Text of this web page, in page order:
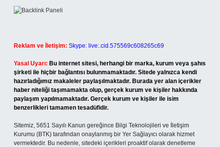
Reklam ve İletişim: Skype: live:.cid.575569c608265c69
Yasal Uyarı: Bu internet sitesi, herhangi bir marka, kurum veya şahıs
şirketi ile hiçbir bağlantısı bulunmamaktadır. Sitede yalnızca kendi
hazırladığımız makaleler paylaşılmaktadır. Burada yer alan içerikler
haber niteliği taşımamakta olup, gerçek kurum ve kişiler hakkında
paylaşım yapılmamaktadır. Gerçek kurum ve kişiler ile isim
benzerlikleri tamamen tesadüfidir.
Sitemiz, 5651 Sayılı Kanun gereğince Bilgi Teknolojileri ve İletişim
Kurumu (BTK) tarafından onaylanmış bir Yer Sağlayıcı olarak hizmet
vermektedir. Bu nedenle, sitedeki içerikleri proaktif olarak denetleme